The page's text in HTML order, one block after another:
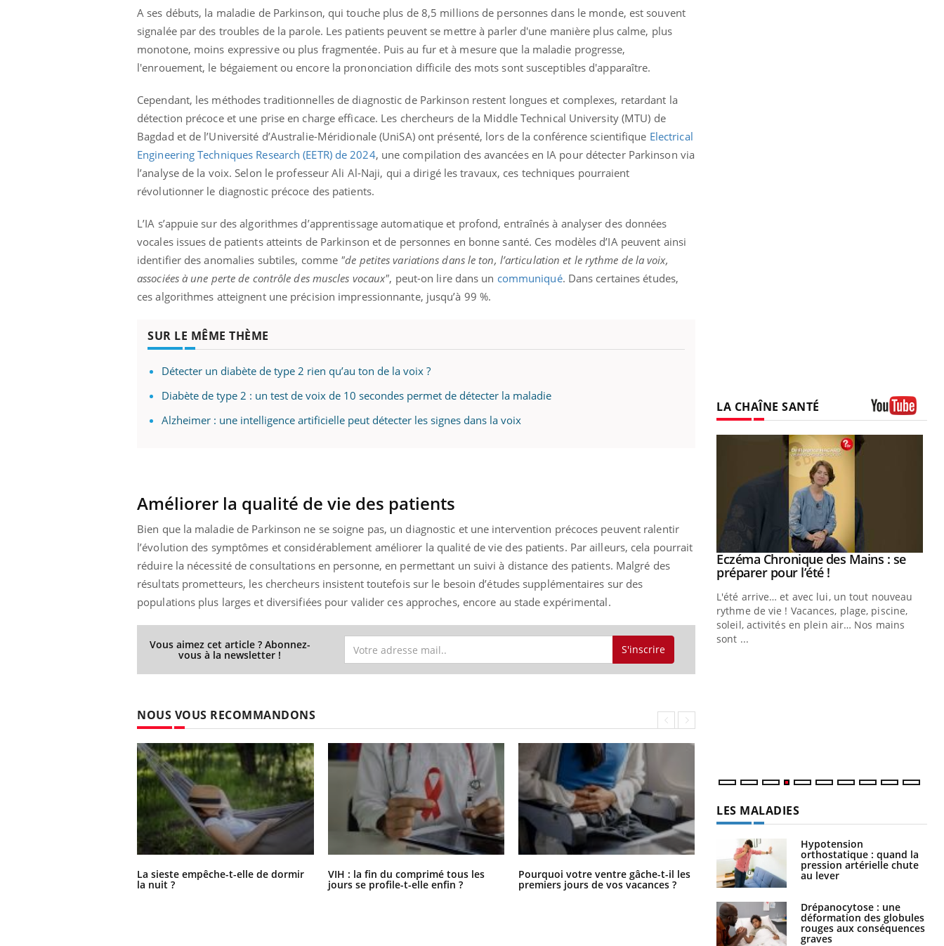
A ses débuts, la maladie de Parkinson, qui touche plus de 8,5 millions de personnes dans le monde, est souvent
signalée par des troubles de la parole. Les patients peuvent se mettre à parler d'une manière plus calme, plus
monotone, moins expressive ou plus fragmentée. Puis au fur et à mesure que la maladie progresse,
l'enrouement, le bégaiement ou encore la prononciation difficile des mots sont susceptibles d'apparaître.
Cependant, les méthodes traditionnelles de diagnostic de Parkinson restent longues et complexes, retardant la
détection précoce et une prise en charge efficace. Les chercheurs de la Middle Technical University (MTU) de
Bagdad et de l’Université d’Australie-Méridionale (UniSA) ont présenté, lors de la conférence scientifique Electrical
Engineering Techniques Research (EETR) de 2024, une compilation des avancées en IA pour détecter Parkinson via
l’analyse de la voix. Selon le professeur Ali Al-Naji, qui a dirigé les travaux, ces techniques pourraient
révolutionner le diagnostic précoce des patients.
L’IA s’appuie sur des algorithmes d’apprentissage automatique et profond, entraînés à analyser des données
vocales issues de patients atteints de Parkinson et de personnes en bonne santé. Ces modèles d’IA peuvent ainsi
identifier des anomalies subtiles, comme "de petites variations dans le ton, l’articulation et le rythme de la voix,
associées à une perte de contrôle des muscles vocaux", peut-on lire dans un communiqué. Dans certaines études,
ces algorithmes atteignent une précision impressionnante, jusqu’à 99 %.
SUR LE MÊME THÈME
Détecter un diabète de type 2 rien qu’au ton de la voix ?
Diabète de type 2 : un test de voix de 10 secondes permet de détecter la maladie
Alzheimer : une intelligence artificielle peut détecter les signes dans la voix
Améliorer la qualité de vie des patients
Bien que la maladie de Parkinson ne se soigne pas, un diagnostic et une intervention précoces peuvent ralentir
l’évolution des symptômes et considérablement améliorer la qualité de vie des patients. Par ailleurs, cela pourrait
réduire la nécessité de consultations en personne, en permettant un suivi à distance des patients. Malgré des
résultats prometteurs, les chercheurs insistent toutefois sur le besoin d’études supplémentaires sur des
populations plus larges et diversifiées pour valider ces approches, encore au stade expérimental.
Vous aimez cet article ? Abonnez-
vous à la newsletter ! S'inscrire
NOUS VOUS RECOMMANDONS
La sieste empêche-t-elle de dormir
la nuit ?
VIH : la fin du comprimé tous les
jours se profile-t-elle enfin ?
Pourquoi votre ventre gâche-t-il les
premiers jours de vos vacances ?
Fortes chaleurs : pourquoi le risque
de noyade grimpe-t-il ?
LA CHAÎNE SANTÉ
Eczéma Chronique des Mains :
expliquer ma maladieYoutube
Il y a des sujets qui sont faciles à aborder...
d'autres non ! D'un côté, poser des
questions sur la maladie d'un proche c'est
Youtube
Carence en fer : comprendre pour
prévenirYoutube
Fatigue, irritabilité, brouillard mental ou
même alopécie… Les symptômes de la
carence en fer sont multiples ce qui la rend
Youtube
Insuline & Charge mentale : et si on
osait en parler??Youtube
En 2026, l'insuline dans le diabète de type 2
reste entourée d'idées reçues chez les
patients comme parfois chez les soignants.
Youtube
Eczéma Chronique des Mains : se
préparer pour l’été !Youtube
L'été arrive… et avec lui, un tout nouveau
rythme de vie ! Vacances, plage, piscine,
soleil, activités en plein air… Nos mains
sont ...
LES MALADIES
Hypotension
orthostatique : quand la
pression artérielle chute
au lever
Drépanocytose : une
déformation des globules
rouges aux conséquences
graves